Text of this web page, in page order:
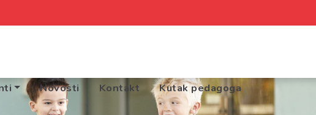
Novosti Kontakt Kutak pedagoga